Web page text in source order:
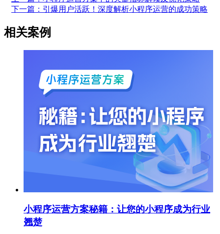
下一篇：引爆用户活跃！深度解析小程序运营的成功策略
相关案例
小程序运营方案秘籍：让您的小程序成为行业
翘楚